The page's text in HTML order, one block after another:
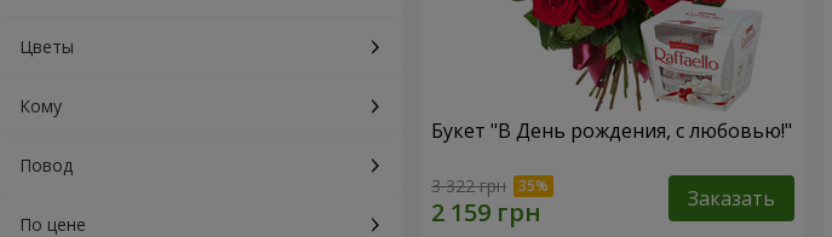
Цветы
Кому
Повод
По цене
Букет "В День рождения, с любовью!"
3 322 грн Заказать